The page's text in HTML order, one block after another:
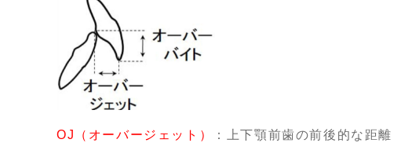
OJ（オーバージェット） ：上下顎前歯の前後的な距離